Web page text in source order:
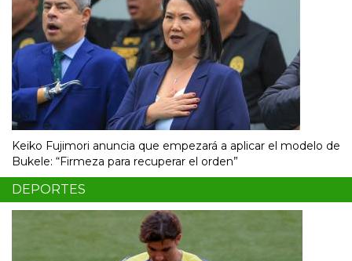
Keiko Fujimori anuncia que empezará a aplicar el modelo de
Bukele: “Firmeza para recuperar el orden”
DEPORTES